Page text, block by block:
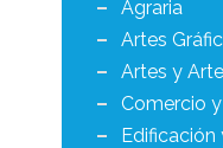
Agraria
Artes
Artes y
Comercio
Edificación